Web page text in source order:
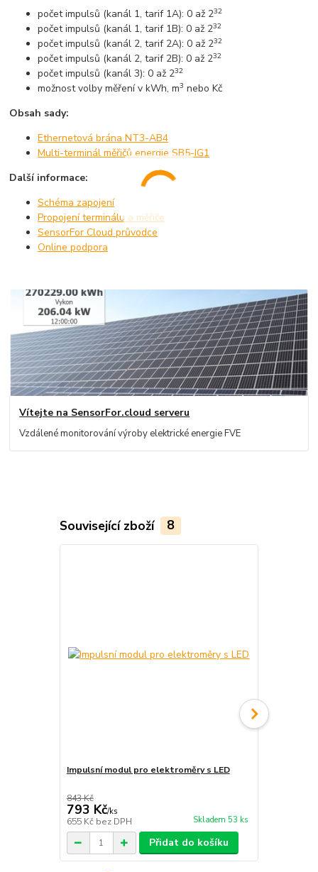
počet impulsů (kanál 1, tarif 1A): 0 až 232
počet impulsů (kanál 1, tarif 1B): 0 až 232
počet impulsů (kanál 2, tarif 2A): 0 až 232
počet impulsů (kanál 2, tarif 2B): 0 až 232
počet impulsů (kanál 3): 0 až 232
možnost volby měření v kWh, m3 nebo Kč
Obsah sady:
Ethernetová brána NT3-AB4
Multi-terminál měřičů energie SB5-IG1
Další informace:
Schéma zapojení
Propojení terminálu a měřiče
SensorFor Cloud průvodce
Online podpora
Vítejte na SensorFor.cloud serveru
Vzdálené monitorování výroby elektrické energie FVE
Související zboží 8
Impulsní modul pro elektroměry s LED
843 Kč
793 Kč/ks
655 Kč bez DPH Skladem 53 ks
Přidat do košíku